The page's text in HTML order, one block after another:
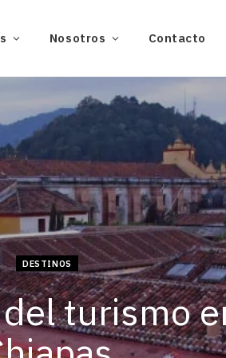
Nosotros Contacto
DESTINOS
turismo